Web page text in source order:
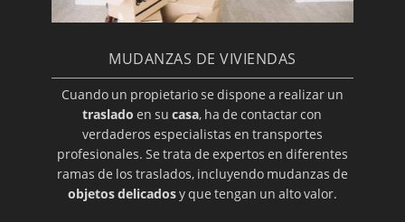
MUDANZAS DE VIVIENDAS
Cuando un propietario se dispone a realizar un
traslado en sucasa, ha de contactar con
verdaderos especialistas en transportes
profesionales. Se trata de expertos en diferentes
ramas de los traslados, incluyendo mudanzas de
objetos delicadosy que tengan un alto valor.